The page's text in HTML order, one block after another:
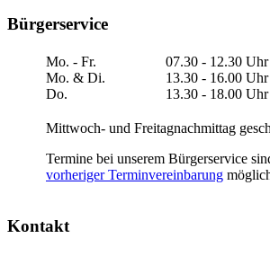
Bürgerservice
Mo. - Fr.
Mo. & Di.
Do.
07.30 - 12.30 Uhr
13.30 - 16.00 Uhr
13.30 - 18.00 Uhr
Mittwoch- und Freitagnachmittag
Termine bei unserem Bürgerservice
vorheriger Terminvereinbarung
Kontakt